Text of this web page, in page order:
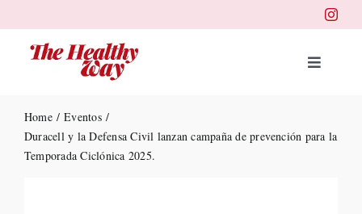
to
content
Toggle
Home
Eventos
Duracell y la Defensa Civil lanzan campaña de prevención para la
Temporada Ciclónica 2025.